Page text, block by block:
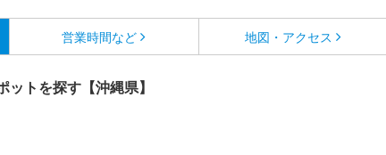
営業時間など 地図・アクセス
トを探す【沖縄県】